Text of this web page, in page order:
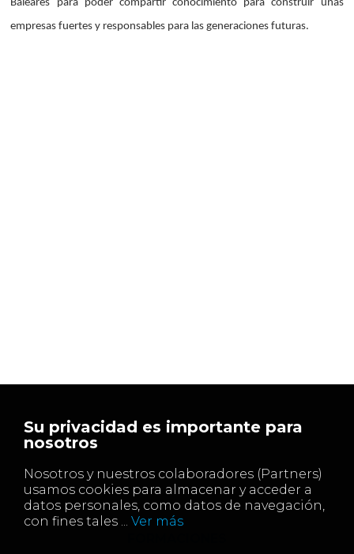
Baleares para poder compartir conocimiento para construir unas
empresas fuertes y responsables para las generaciones futuras.
Su privacidad es importante para
nosotros
Nosotros y nuestros colaboradores (Partners)
usamos cookies para almacenar y acceder a
datos personales, como datos de navegación,
con fines tales ... Ver más